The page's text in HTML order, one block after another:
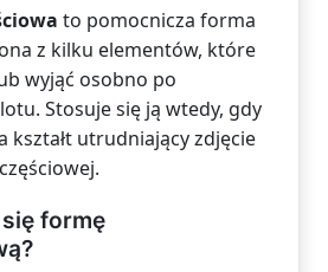
to pomocnicza forma
z kilku elementów, które
wyjąć osobno po
Stosuje się ją wtedy, gdy
kształt utrudniający zdjęcie
formę